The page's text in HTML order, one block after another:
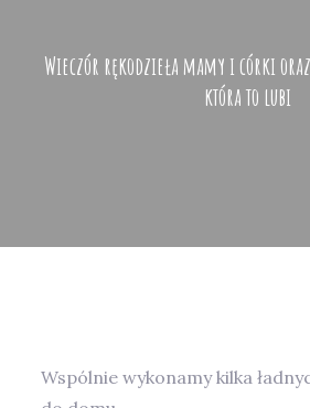
Wieczór rękodzieła mamy i córki
która to lubi
Wspólnie wykonamy kilka